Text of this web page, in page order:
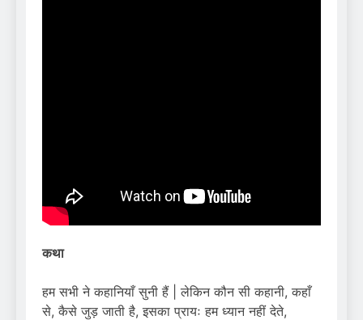
कथा
हम सभी ने कहानियाँ सुनी हैं | लेकिन कौन सी कहानी, कहाँ
से, कैसे जुड़ जाती है, इसका प्रायः हम ध्यान नहीं देते,